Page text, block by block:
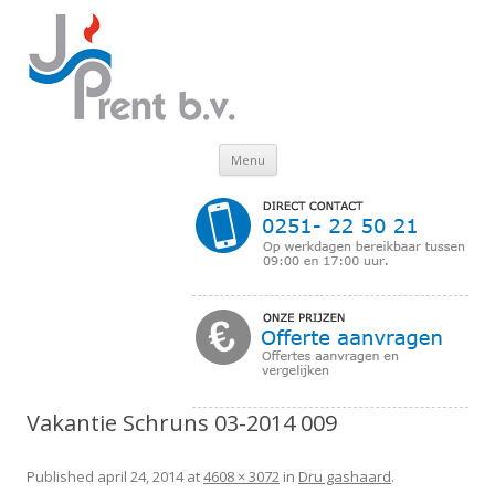
Menu Skip to content
Vakantie Schruns 03-2014 009
Published april 24, 2014at4608 × 3072 in Dru gashaard.